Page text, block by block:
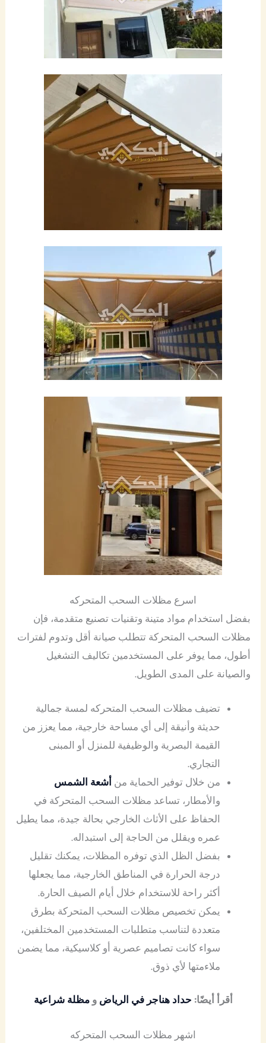
اسرع مظلات السحب المتحركه
بفضل استخدام مواد متينة وتقنيات تصنيع متقدمة، فإن
مظلات السحب المتحركة تتطلب صيانة أقل وتدوم لفترات
أطول، مما يوفر على المستخدمين تكاليف التشغيل
والصيانة على المدى الطويل.
تضيف مظلات السحب المتحركه لمسة جمالية
حديثة وأنيقة إلى أي مساحة خارجية، مما يعزز من
القيمة البصرية والوظيفية للمنزل أو المبنى
التجاري.
من خلال توفير الحماية منأشعة الشمس
والأمطار، تساعد مظلات السحب المتحركة في
الحفاظ على الأثاث الخارجي بحالة جيدة، مما يطيل
عمره ويقلل من الحاجة إلى استبداله.
بفضل الظل الذي توفره المظلات، يمكنك تقليل
درجة الحرارة في المناطق الخارجية، مما يجعلها
أكثر راحة للاستخدام خلال أيام الصيف الحارة.
يمكن تخصيص مظلات السحب المتحركة بطرق
متعددة لتناسب متطلبات المستخدمين المختلفين،
سواء كانت تصاميم عصرية أو كلاسيكية، مما يضمن
ملاءمتها لأي ذوق.
أقرأ أيضًا: حداد هناجر في الرياض ومظلة شراعية
اشهر مظلات السحب المتحركه